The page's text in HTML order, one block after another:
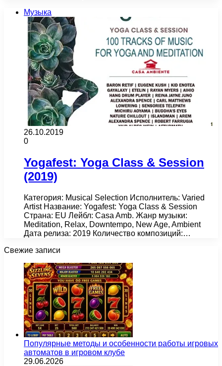
Музыка
26.10.2019
0
Yogafest: Yoga Class & Session
(2019)
Категория: Musical Selection Исполнитель: Varied
Artist Название: Yogafest: Yoga Class & Session
Страна: EU Лейбл: Casa Amb. Жанр музыки:
Meditation, Relax, Downtempo, New Age, Ambient
Дата релиза: 2019 Количество композиций:…
Свежие записи
Популярные методы и особенности работы игровых
автоматов в игровом клубе
29.06.2026